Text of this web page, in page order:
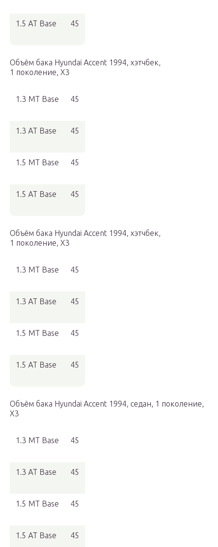
1.5 AT Base 45
Объём бака Hyundai Accent 1994, хэтчбек,
1 поколение, X3
1.3 MT Base 45
1.3 AT Base 45
1.5 MT Base 45
1.5 AT Base 45
Объём бака Hyundai Accent 1994, хэтчбек,
1 поколение, X3
1.3 MT Base 45
1.3 AT Base 45
1.5 MT Base 45
1.5 AT Base 45
Объём бака Hyundai Accent 1994, седан, 1 поколение,
X3
1.3 MT Base 45
1.3 AT Base 45
1.5 MT Base 45
1.5 AT Base 45